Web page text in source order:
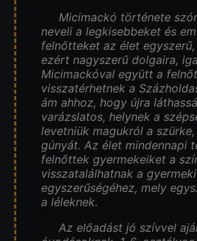
Micimackó története
neveli a legkisebbeket és
felnőtteket az élet
ezért nagyszerű dolgaira,
Micimackóval együtt a
visszatérhetnek a
ám ahhoz, hogy újra
varázslatos, helynek a
levetniük magukról a
gúnyát. Az élet mindennapi
felnőttek gyermekeiket a
visszatalálhatnak a
egyszerűségéhez, mely
a léleknek.
Az előadást jó szívvel